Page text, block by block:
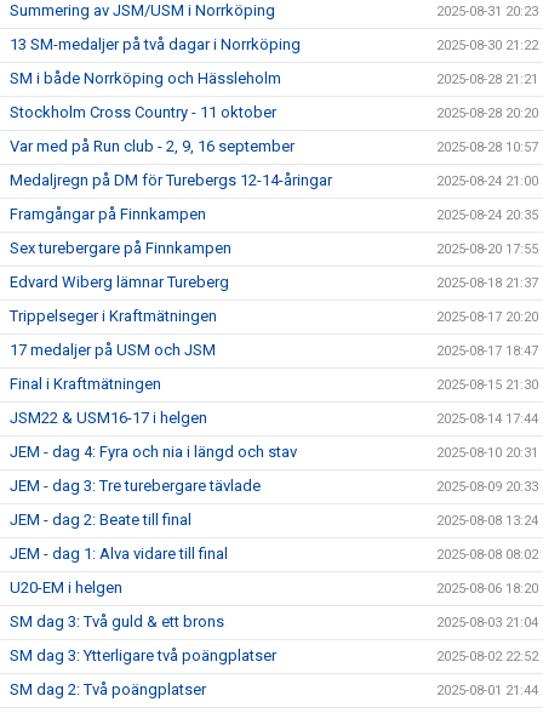
Summering av JSM/USM i Norrköping 2025-08-31 20:23
13 SM-medaljer på två dagar i Norrköping 2025-08-30 21:22
SM i både Norrköping och Hässleholm 2025-08-28 21:21
Stockholm Cross Country - 11 oktober 2025-08-28 20:20
Var med på Run club - 2, 9, 16 september 2025-08-28 10:57
Medaljregn på DM för Turebergs 12-14-åringar 2025-08-24 21:00
Framgångar på Finnkampen 2025-08-24 20:35
Sex turebergare på Finnkampen 2025-08-20 17:55
Edvard Wiberg lämnar Tureberg 2025-08-18 21:37
Trippelseger i Kraftmätningen 2025-08-17 20:20
17 medaljer på USM och JSM 2025-08-17 18:47
Final i Kraftmätningen 2025-08-15 21:30
JSM22 & USM16-17 i helgen 2025-08-14 17:44
JEM - dag 4: Fyra och nia i längd och stav 2025-08-10 20:31
JEM - dag 3: Tre turebergare tävlade 2025-08-09 20:33
JEM - dag 2: Beate till final 2025-08-08 13:24
JEM - dag 1: Alva vidare till final 2025-08-08 08:02
U20-EM i helgen 2025-08-06 18:20
SM dag 3: Två guld & ett brons 2025-08-03 21:04
SM dag 3: Ytterligare två poängplatser 2025-08-02 22:52
SM dag 2: Två poängplatser 2025-08-01 21:44